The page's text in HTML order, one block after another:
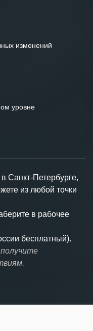
изменений
уровне
Санкт-Петербурге,
из любой точки
в рабочее
бесплатный).